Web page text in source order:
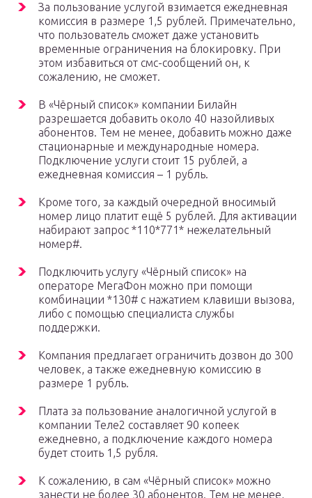
За пользование услугой взимается ежедневная
комиссия в размере 1,5 рублей. Примечательно,
что пользователь сможет даже установить
временные ограничения на блокировку. При
этом избавиться от смс-сообщений он, к
сожалению, не сможет.
В «Чёрный список» компании Билайн
разрешается добавить около 40 назойливых
абонентов. Тем не менее, добавить можно даже
стационарные и международные номера.
Подключение услуги стоит 15 рублей, а
ежедневная комиссия – 1 рубль.
Кроме того, за каждый очередной вносимый
номер лицо платит ещё 5 рублей. Для активации
набирают запрос *110*771* нежелательный
номер#.
Подключить услугу «Чёрный список» на
операторе МегаФон можно при помощи
комбинации *130# с нажатием клавиши вызова,
либо с помощью специалиста службы
поддержки.
Компания предлагает ограничить дозвон до 300
человек, а также ежедневную комиссию в
размере 1 рубль.
Плата за пользование аналогичной услугой в
компании Теле2 составляет 90 копеек
ежедневно, а подключение каждого номера
будет стоить 1,5 рубля.
К сожалению, в сам «Чёрный список» можно
занести не более 30 абонентов. Тем не менее,